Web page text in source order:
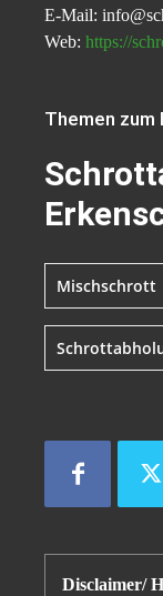
E-Mail:
Web: https://
Themen zum
Mischschrott
Disclaimer/